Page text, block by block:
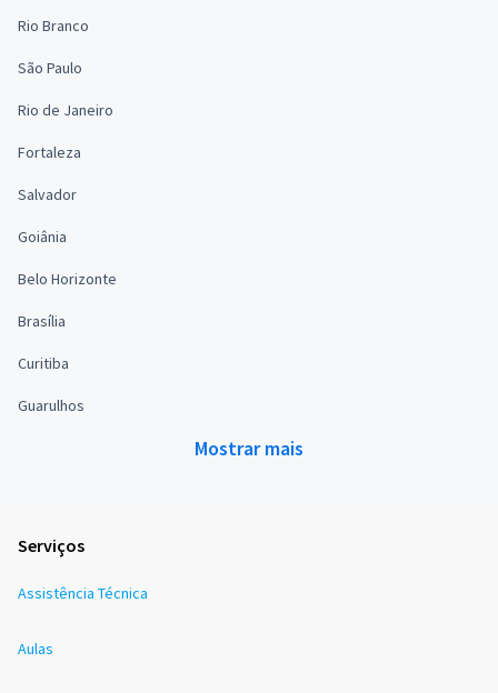
Rio Branco
São Paulo
Rio de Janeiro
Fortaleza
Salvador
Goiânia
Belo Horizonte
Brasília
Curitiba
Guarulhos
Mostrar mais
Serviços
Assistência Técnica
Aulas